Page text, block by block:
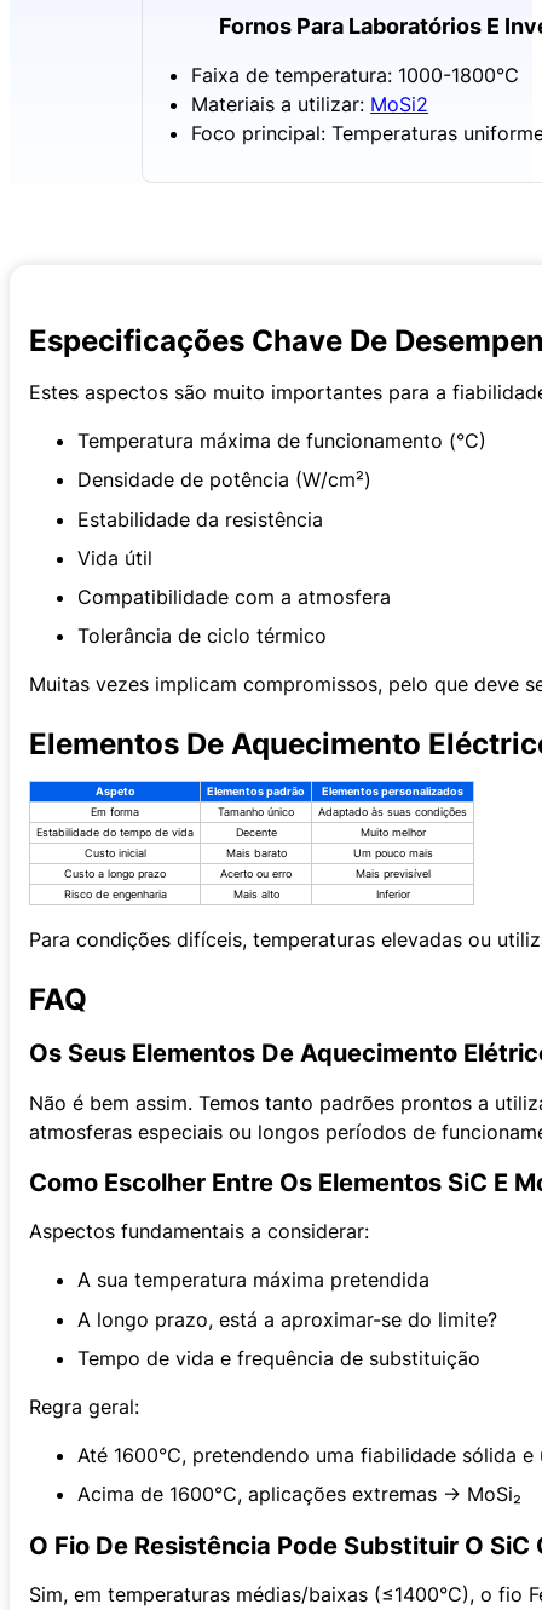
Fornos Para Laboratórios E
Faixa de temperatura: 1000-1800°C
Materiais a utilizar: MoSi2
Foco principal: Temperaturas
Especificações Chave De
Estes aspectos são muito importantes para a
Temperatura máxima de funcionamento (°C)
Densidade de potência (W/cm²)
Estabilidade da resistência
Vida útil
Compatibilidade com a atmosfera
Tolerância de ciclo térmico
Muitas vezes implicam compromissos, pelo que deve
Elementos De Aquecimento
Aspeto Elementos padrão
Elementos personalizados
Em forma
Tamanho único
Adaptado às suas condições
Estabilidade do tempo de vida
Decente
Muito melhor
Custo inicial
Mais barato
Um pouco mais
Custo a longo prazo
Acerto ou erro
Mais previsível
Risco de engenharia
Mais alto Inferior
Para condições difíceis, temperaturas elevadas ou
FAQ
Os Seus Elementos De Aquecimento
Não é bem assim. Temos tanto padrões prontos a
atmosferas especiais ou longos períodos de
Como Escolher Entre Os Elementos SiC E
Aspectos fundamentais a considerar:
A sua temperatura máxima pretendida
A longo prazo, está a aproximar-se do limite?
Tempo de vida e frequência de substituição
Regra geral:
Até 1600°C, pretendendo uma fiabilidade sólida
Acima de 1600°C, aplicações extremas → MoSi₂
O Fio De Resistência Pode Substituir O SiC
Sim, em temperaturas médias/baixas (≤1400°C), o fio